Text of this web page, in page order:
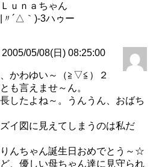
ｕｎａちゃん
´△｀)-3ハゥー
05/08(日) 08:25:00
かわゆい～（≧▽≦）２
も言えませ～ん。
したよね～。うんうん、おばち
イ図に見えてしまうのは私だ
んちゃん誕生日おめでとう～☆
、優しい母ちゃん達に見守られ